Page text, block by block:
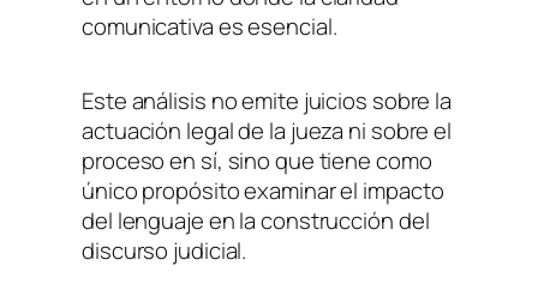
comunicativa es esencial.
Este análisis no emite juicios sobre la
actuación legal de la jueza ni sobre el
proceso en sí, sino que tiene como
único propósito examinar el impacto
del lenguaje en la construcción del
discurso judicial.